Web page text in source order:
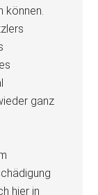
können.
ganz
hier in